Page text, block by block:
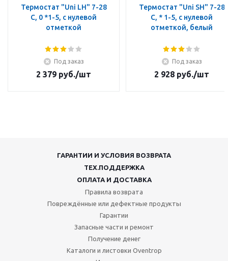
Термостат "Uni LH" 7-28
C, 0 *1-5, с нулевой
отметкой
Под заказ
2 379 руб./шт
Термостат "Uni SH" 7-28
C, * 1-5, с нулевой
отметкой, белый
Под заказ
2 928 руб./шт
ГАРАНТИИ И УСЛОВИЯ ВОЗВРАТА
ТЕХ.ПОДДЕРЖКА
ОПЛАТА И ДОСТАВКА
Правила возврата
Повреждённые или дефектные продукты
Гарантии
Запасные части и ремонт
Получение денег
Каталоги и листовки Oventrop